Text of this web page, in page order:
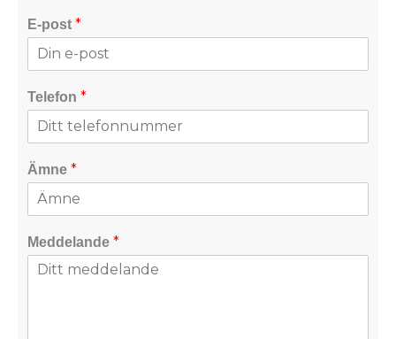
E-post *
Telefon *
Ämne *
Meddelande *